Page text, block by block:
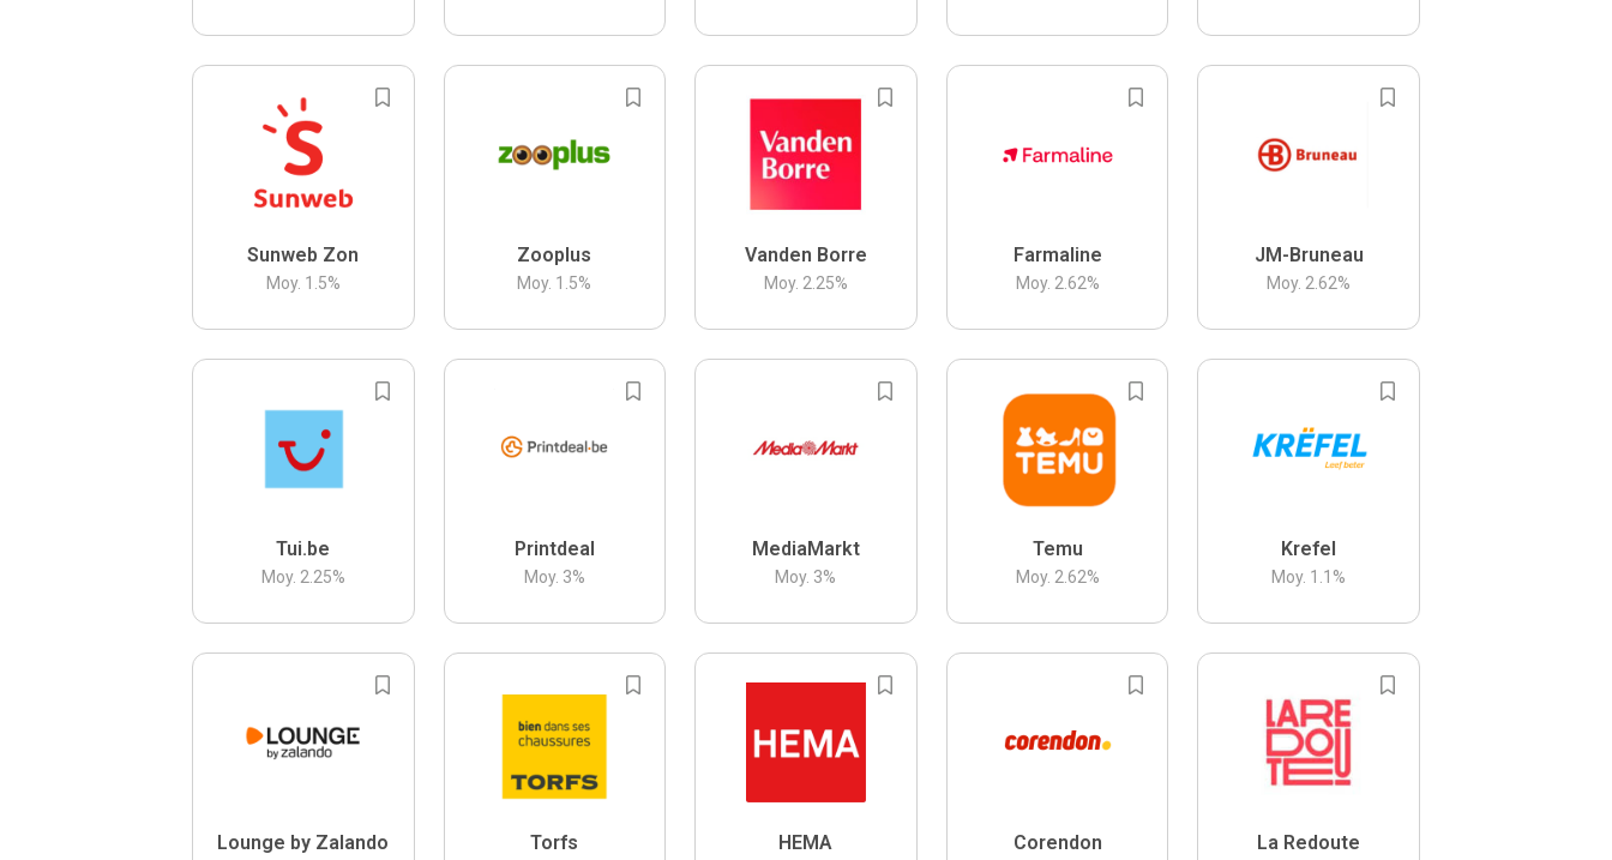
Sunweb Zon
Moy. 1.5%
Zooplus
Moy. 1.5%
Vanden Borre
Moy. 2.25%
Farmaline
Moy. 2.62%
JM-Bruneau
Moy. 2.62%
Tui.be
Moy. 2.25%
Printdeal
Moy. 3%
MediaMarkt
Moy. 3%
Temu
Moy. 2.62%
Krefel
Moy. 1.1 %
Lounge by Zalando Torfs HEMA Corendon La Redoute